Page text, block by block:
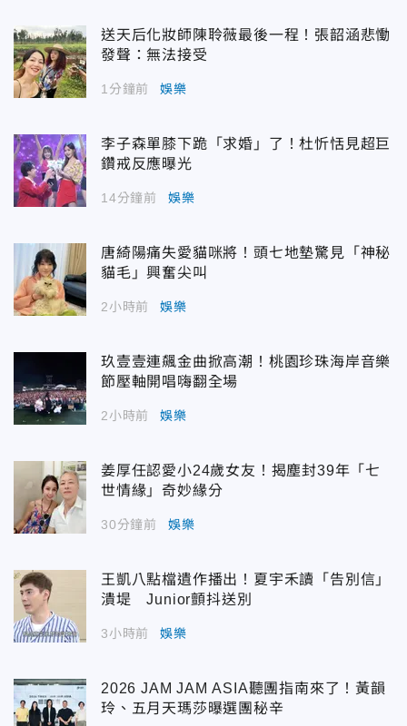
送天后化妝師陳聆薇最後一程！張韶涵悲慟
發聲：無法接受
1分鐘前 娛樂
李子森單膝下跪「求婚」了！杜忻恬見超巨
鑽戒反應曝光
14分鐘前 娛樂
唐綺陽痛失愛貓咪將！頭七地墊驚見「神秘
貓毛」興奮尖叫
2小時前 娛樂
玖壹壹連飆金曲掀高潮！桃園珍珠海岸音樂
節壓軸開唱嗨翻全場
2小時前 娛樂
姜厚任認愛小24歲女友！揭塵封39年「七
世情緣」奇妙緣分
30分鐘前 娛樂
王凱八點檔遺作播出！夏宇禾讀「告別信」
潰堤 Junior顫抖送別
3小時前 娛樂
2026 JAM JAM ASIA聽團指南來了！黃韻
玲、五月天瑪莎曝選團秘辛